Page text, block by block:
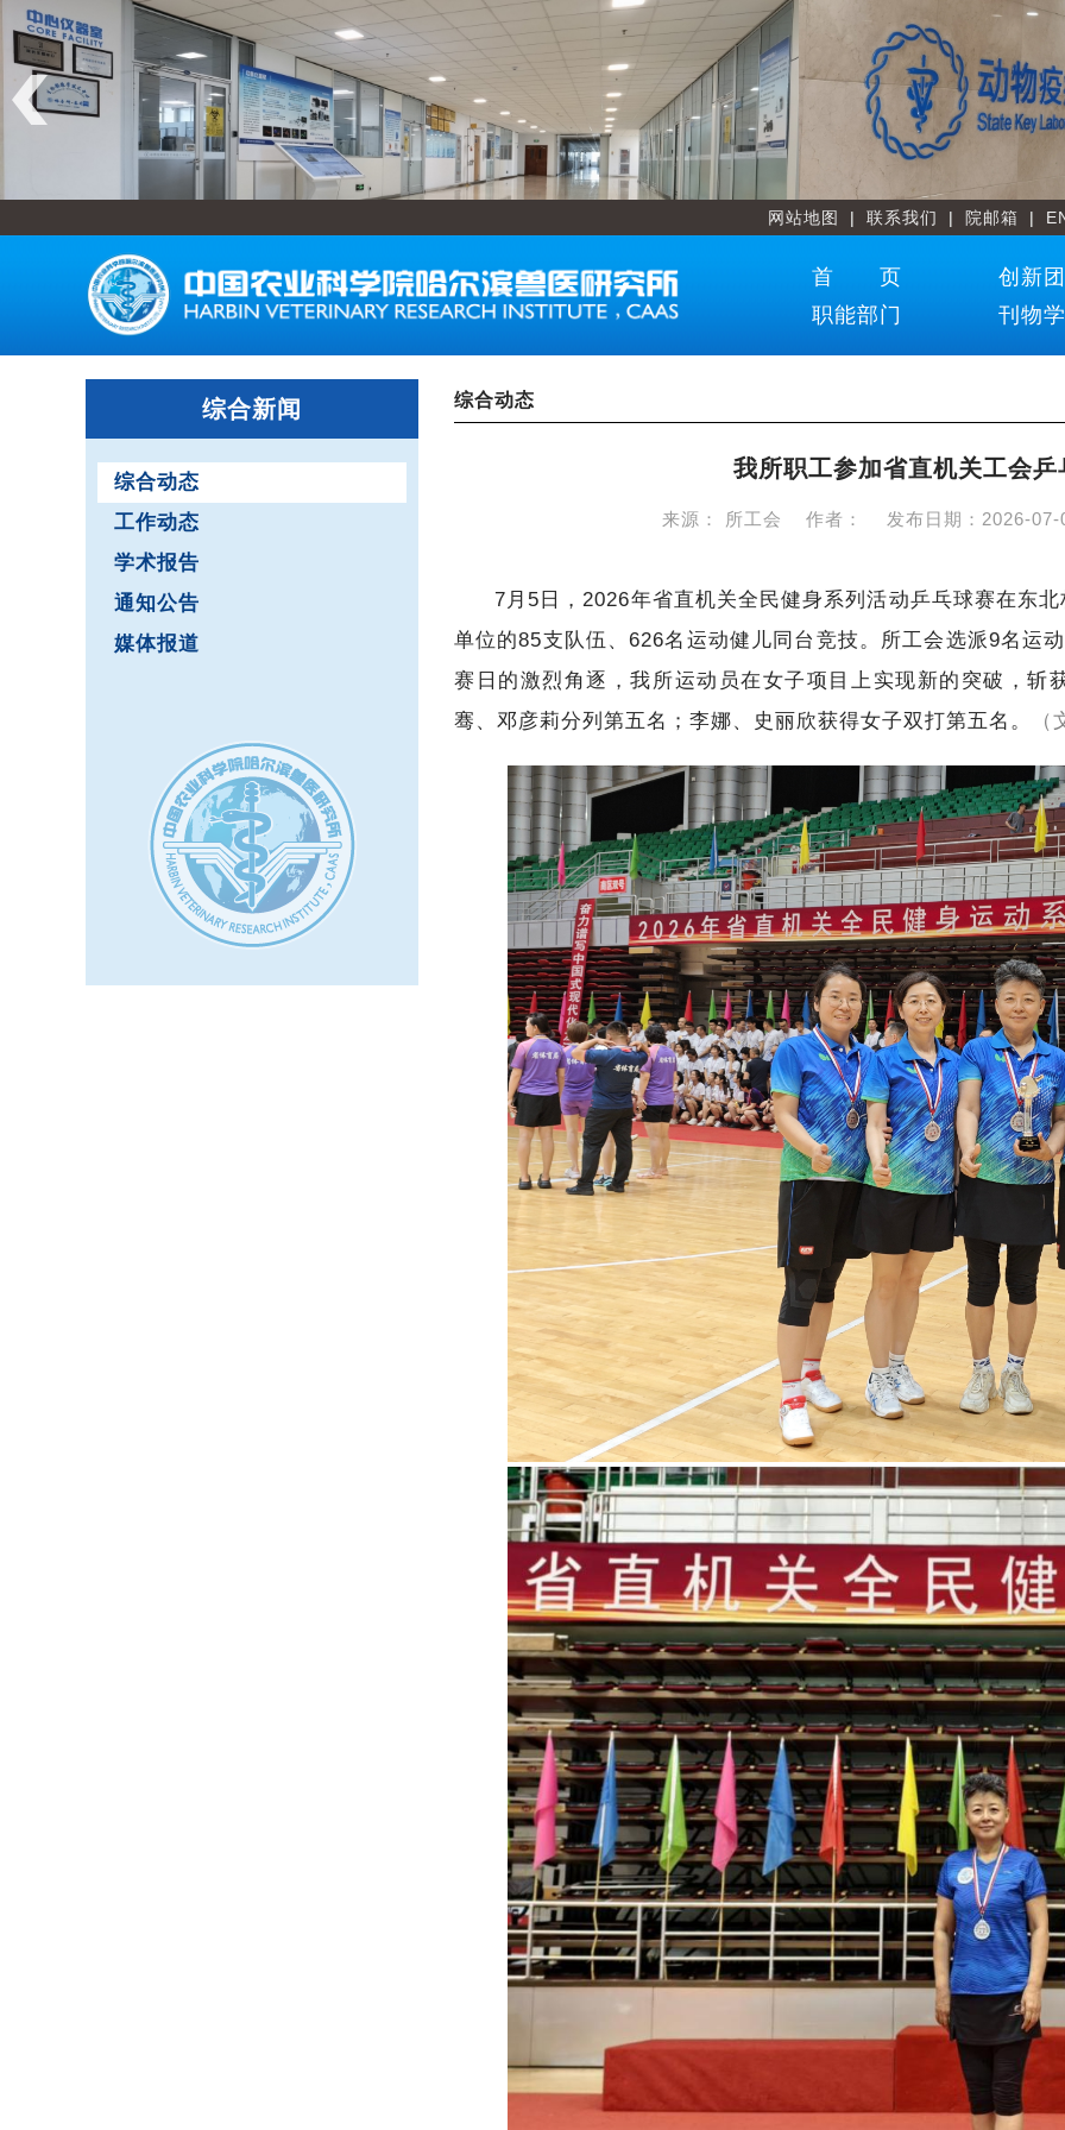
网站地图 | 联系我们 | 院邮箱 |
首 页
创新
职能部门
刊物
综合新闻
综合动态
工作动态
学术报告
通知公告
媒体报道
综合动态
我所职工参加省直机关工会
来源： 所工会 作者： 发布日期： 2026-
7月5日，2026年省直机关全民健身系列活动乒乓球赛在东
单位的85支队伍、626名运动健儿同台竞技。所工会选派9名运
赛日的激烈角逐，我所运动员在女子项目上实现新的突破，斩
骞、邓彦莉分列第五名；李娜、史丽欣获得女子双打第五名。